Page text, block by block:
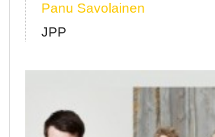
Panu Savolainen
JPP